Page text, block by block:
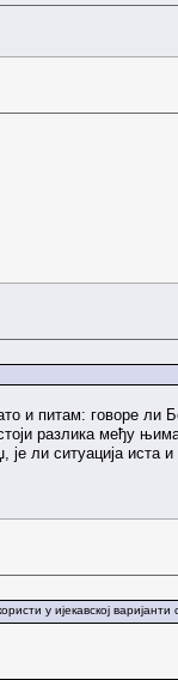
и питам: говоре
разлика међу
је ли ситуација иста
у ијекавској